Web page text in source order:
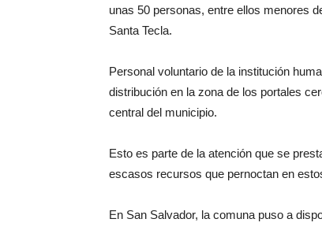
unas 50 personas, entre ellos menores
Santa Tecla.
Personal voluntario de la institución
distribución en la zona de los portales
central del municipio.
Esto es parte de la atención que se
escasos recursos que pernoctan en
En San Salvador, la comuna puso a